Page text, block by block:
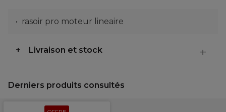
rasoir pro moteur lineaire
Livraison et stock
Derniers produits consultés